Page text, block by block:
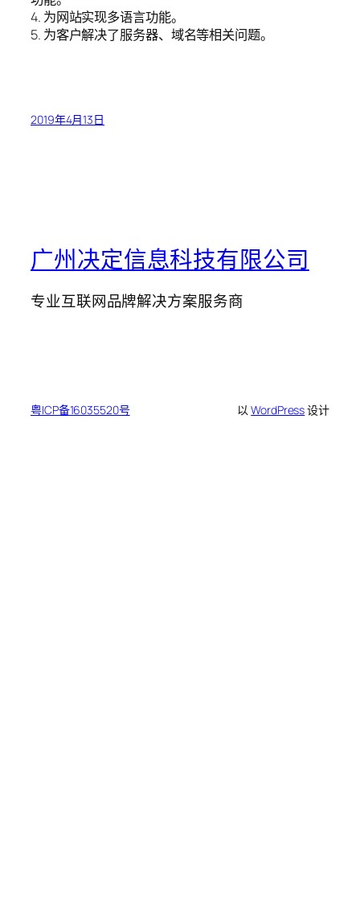
4. 为网站实现多语言功能。
5. 为客户解决了服务器、域名等相关问题。
2019年4月13日
广州决定信息科技有限公司
专业互联网品牌解决方案服务商
粤ICP备16035520号 以WordPress设计